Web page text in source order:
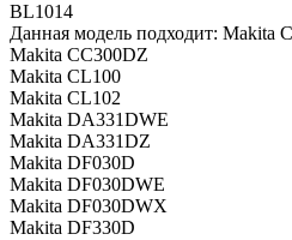
BL1014
Данная модель подходит: Makita
Makita CC300DZ
Makita CL100
Makita CL102
Makita DA331DWE
Makita DA331DZ
Makita DF030D
Makita DF030DWE
Makita DF030DWX
Makita DF330D